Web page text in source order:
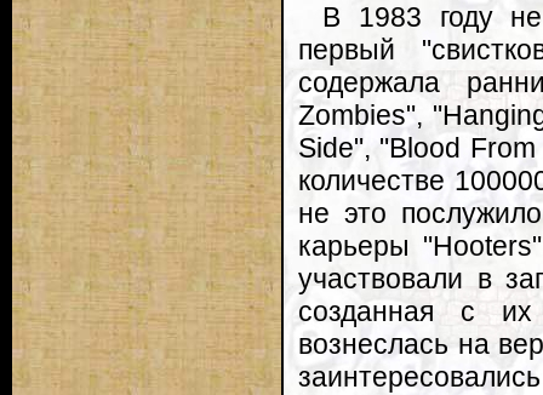
В 1983 году
первый
содержала
Zombies",
Side", "Blood
количестве
не это
карьеры
участвовали в
созданная с
вознеслась на